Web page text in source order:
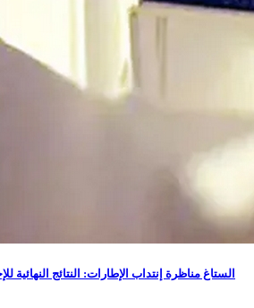
الستاغ مناظرة إنتداب الإطارات: النتائج النهائية